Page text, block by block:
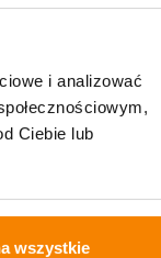
i analizować
Ciebie lub
wszystkie
-20%